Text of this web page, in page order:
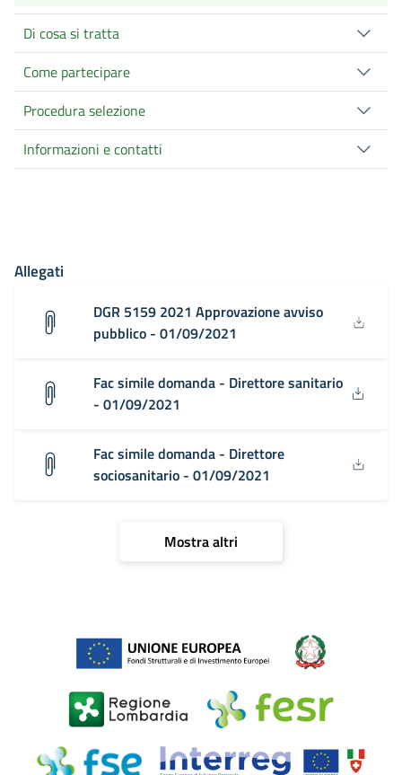
Di cosa si tratta
Come partecipare
Procedura selezione
Informazioni e contatti
Allegati
DGR 5159 2021 Approvazione avviso
pubblico - 01/09/2021
Fac simile domanda - Direttore sanitario
- 01/09/2021
Fac simile domanda - Direttore
sociosanitario - 01/09/2021
Mostra altri